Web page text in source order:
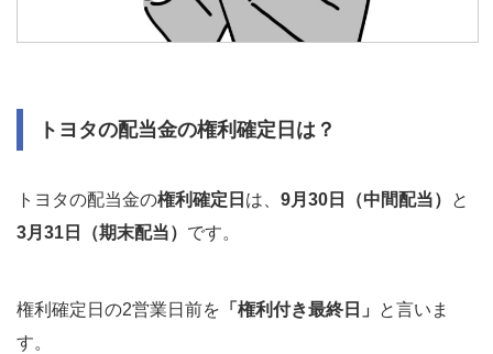
トヨタの配当金の権利確定日は？
トヨタの配当金の権利確定日 は、 9月30日（中間配当）
と
3月31日（期末配当） です。
権利確定日の2営業日前を 「権利付き最終日」
と言いま
す。